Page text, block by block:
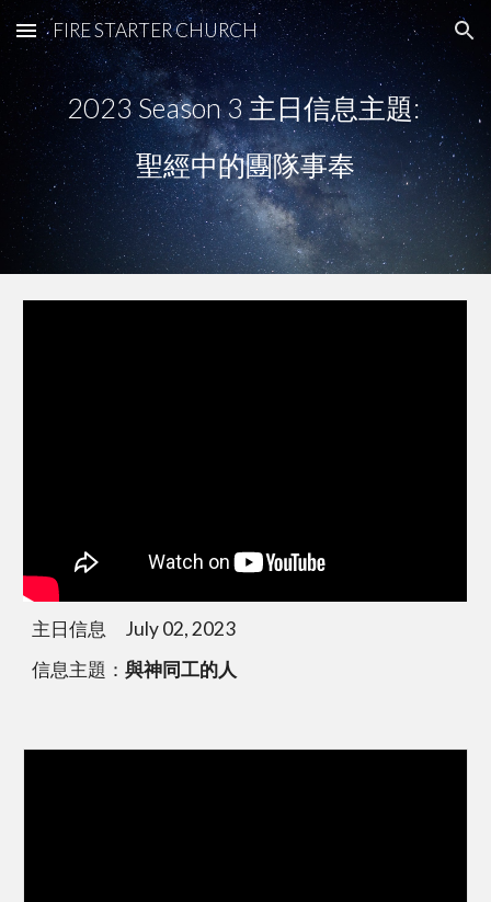
Skip to main content Skip to navigation
FIRE STARTER CHURCH
2023 Season3主日信息主題:
聖經中的團隊事奉
主日信息 July 02, 2023
信息主題：與神同工的人